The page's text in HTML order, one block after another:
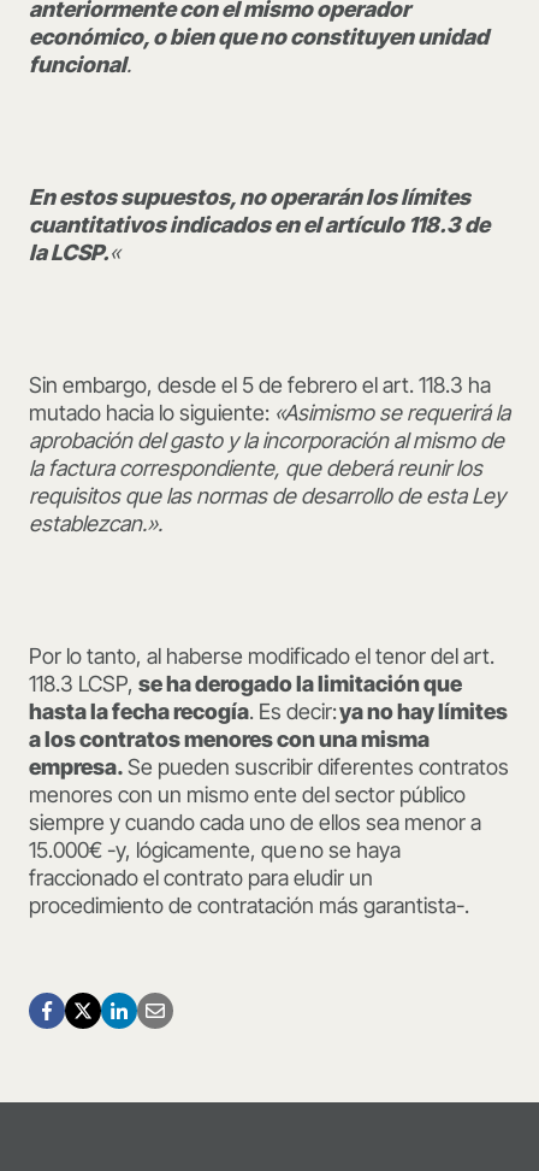
anteriormente con el mismo operador
económico, o bien que no constituyen unidad
funcional.
En estos supuestos, no operarán los límites
cuantitativos indicados en el artículo 118.3 de
la LCSP.«
Sin embargo, desde el 5 de febrero el art. 118.3 ha
mutado hacia lo siguiente: «Asimismo se requerirá la
aprobación del gasto y la incorporación al mismo de
la factura correspondiente, que deberá reunir los
requisitos que las normas de desarrollo de esta Ley
establezcan.».
Por lo tanto, al haberse modificado el tenor del art.
118.3 LCSP, se ha derogado la limitación que
hasta la fecharecogía. Es decir:ya no hay límites
a los contratos menores con una misma
empresa.Se pueden suscribir diferentes contratos
menores con un mismo ente del sector público
siempre y cuando cada uno de ellos sea menor a
15.000€ -y, lógicamente, que no se haya
fraccionado el contrato para eludir un
procedimiento de contratación más garantista-.